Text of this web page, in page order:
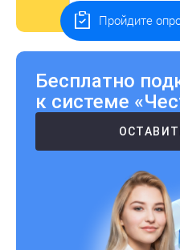
Бесплатно
к системе
Пройдите